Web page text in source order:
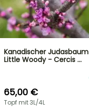
Kanadischer Judasbaum
Little Woody - Cercis …
65,00 €
Topf mit 3L/4L